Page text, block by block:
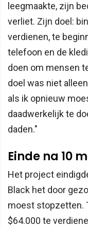
leegmaakte, zijn
verliet. Zijn doel:
verdienen, te
telefoon en de
doen om mensen
doel was niet
als ik opnieuw
daadwerkelijk te
daden."
Einde na 10
Het project
Black het door
moest stopzetten.
$64.000 te